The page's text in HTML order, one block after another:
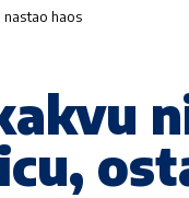
nastao haos